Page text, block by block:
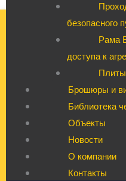
безопасного
Рама
доступа к
Брошюры и
Библиотека
Объекты
Новости
О компании
Контакты